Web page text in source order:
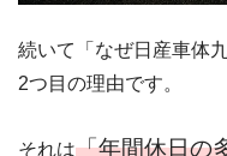
続いて「なぜ日産車体
2つ目の理由です。
それは「年間休日の